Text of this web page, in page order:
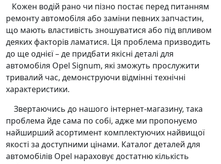
Кожен водій рано чи пізно постає перед питанням
ремонту автомобіля або заміни певних запчастин,
що мають властивість зношуватися або під впливом
деяких факторів ламатися. Ця проблема призводить
до ще однієї – де придбати якісні деталі для
автомобіля Opel Signum, які зможуть прослужити
тривалий час, демонструючи відмінні технічні
характеристики.
Звертаючись до нашого інтернет-магазину, така
проблема йде сама по собі, адже ми пропонуємо
найширший асортимент комплектуючих найвищої
якості за доступними цінами. Каталог деталей для
автомобілів Opel нараховує достатню кількість